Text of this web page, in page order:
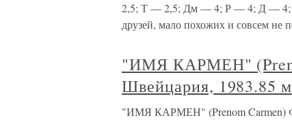
2,5; Т — 2,5; Дм — 4; Р — 4; Д — 4;
друзей, мало похожих и совсем не
"ИМЯ КАРМЕН"
Швейцария, 1983.85
"ИМЯ КАРМЕН" (Prenom Carmen)